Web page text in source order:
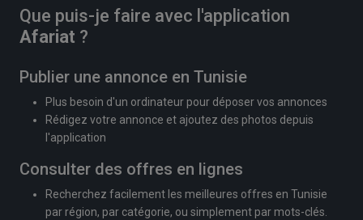
Que puis-je faire avec l'application
Afariat ?
Publier une annonce en Tunisie
Plus besoin d'un ordinateur pour déposer vos annonces
Rédigez votre annonce et ajoutez des photos depuis
l'application
Consulter des offres en lignes
Recherchez facilement les meilleures offres en Tunisie
par région, par catégorie, ou simplement par mots-clés.